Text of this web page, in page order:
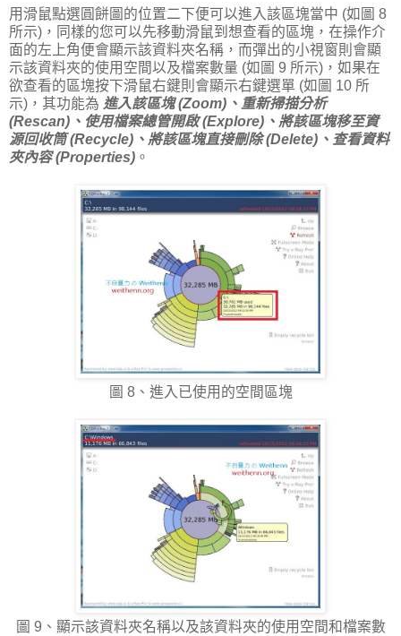
用滑鼠點選圓餅圖的位置二下便可以進入該區塊當中 (如圖 8
所示)，同樣的您可以先移動滑鼠到想查看的區塊，在操作介
面的左上角便會顯示該資料夾名稱，而彈出的小視窗則會顯
示該資料夾的使用空間以及檔案數量 (如圖 9 所示)，如果在
欲查看的區塊按下滑鼠右鍵則會顯示右鍵選單 (如圖 10 所
示)，其功能為 進入該區塊 (Zoom)、重新掃描分析
(Rescan)、使用檔案總管開啟 (Explore)、將該區塊移至資
源回收筒 (Recycle)、將該區塊直接刪除 (Delete)、查看資料
夾內容 (Properties) 。
圖 8、進入已使用的空間區塊
圖 9、顯示該資料夾名稱以及該資料夾的使用空間和檔案數